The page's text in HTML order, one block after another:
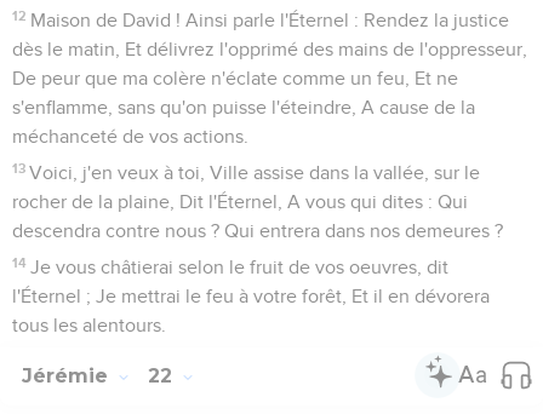
12 Maison de David ! Ainsi parle l'Éternel : Rendez la justice
dès le matin, Et délivrez l'opprimé des mains de l'oppresseur,
De peur que ma colère n'éclate comme un feu, Et ne
s'enflamme, sans qu'on puisse l'éteindre, A cause de la
méchanceté de vos actions.
13 Voici, j'en veux à toi, Ville assise dans la vallée, sur le
rocher de la plaine, Dit l'Éternel, A vous qui dites : Qui
descendra contre nous ? Qui entrera dans nos demeures ?
14 Je vous châtierai selon le fruit de vos oeuvres, dit
l'Éternel ; Je mettrai le feu à votre forêt, Et il en dévorera
tous les alentours.
Jérémie 22